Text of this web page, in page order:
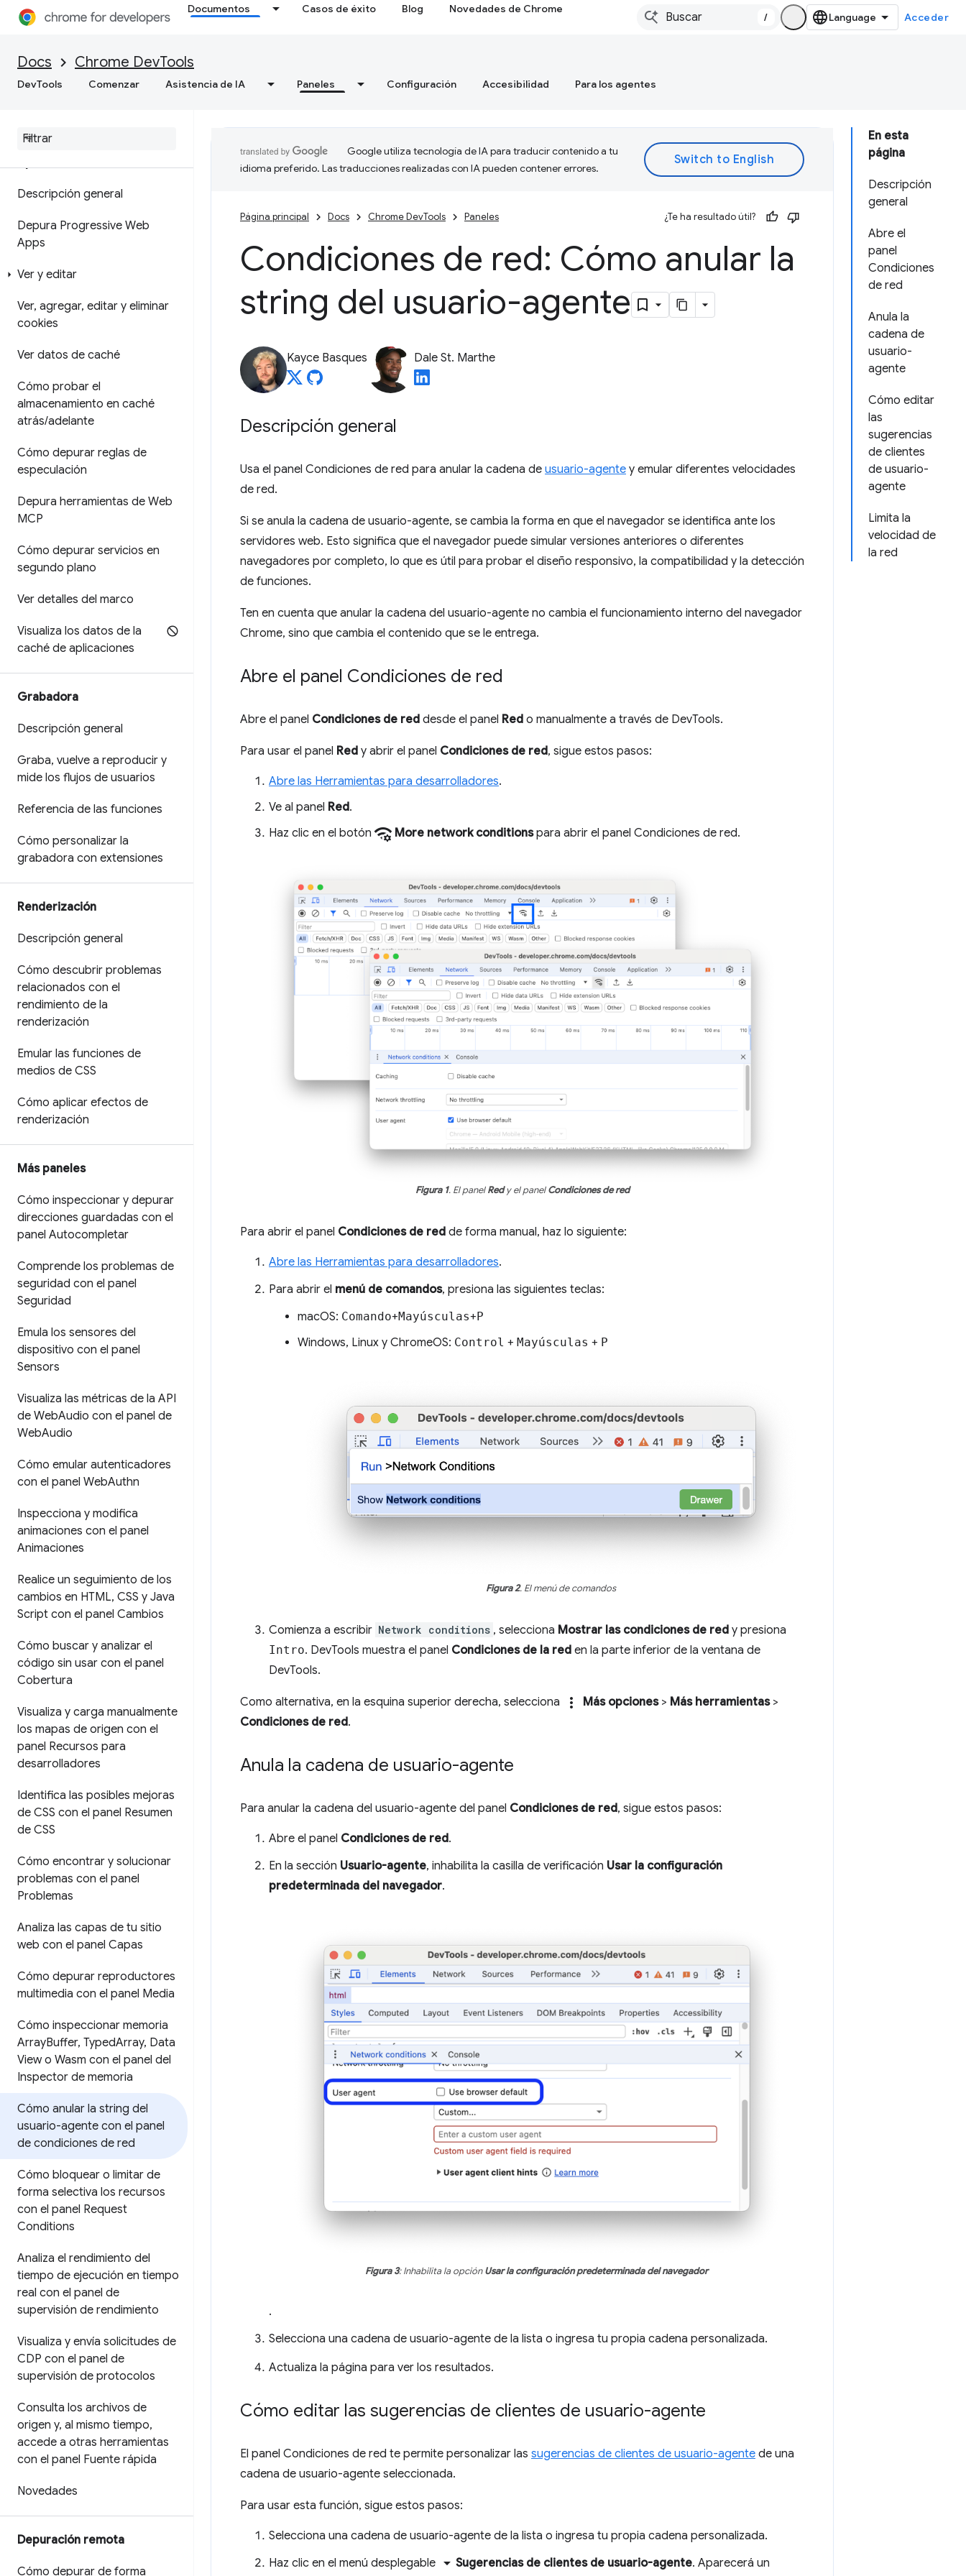
Documentos Casos de éxito Blog Novedades de Chrome
/ Acceder
Docs Chrome DevTools
DevTools Comenzar Asistencia de IA Paneles Configuración Accesibilidad Para los agentes
de memoria
montón
Descripción general
Depura Progressive Web
Apps
Ver y editar
Ver, agregar, editar y eliminar
cookies
Ver datos de caché
Cómo probar el
almacenamiento en caché
atrás/adelante
Cómo depurar reglas de
especulación
Depura herramientas de Web
MCP
Cómo depurar servicios en
segundo plano
Ver detalles del marco
Visualiza los datos de la
caché de aplicaciones
Grabadora
Descripción general
Graba, vuelve a reproducir y
mide los flujos de usuarios
Referencia de las funciones
Cómo personalizar la
grabadora con extensiones
Renderización
Descripción general
Cómo descubrir problemas
relacionados con el
rendimiento de la
renderización
Emular las funciones de
medios de CSS
Cómo aplicar efectos de
renderización
Más paneles
Cómo inspeccionar y depurar
direcciones guardadas con el
panel Autocompletar
Comprende los problemas de
seguridad con el panel
Seguridad
Emula los sensores del
dispositivo con el panel
Sensors
Visualiza las métricas de la API
de WebAudio con el panel de
WebAudio
Cómo emular autenticadores
con el panel WebAuthn
Inspecciona y modifica
animaciones con el panel
Animaciones
Realice un seguimiento de los
cambios en HTML, CSS y Java
Script con el panel Cambios
Cómo buscar y analizar el
código sin usar con el panel
Cobertura
Visualiza y carga manualmente
los mapas de origen con el
panel Recursos para
desarrolladores
Identifica las posibles mejoras
de CSS con el panel Resumen
de CSS
Cómo encontrar y solucionar
problemas con el panel
Problemas
Analiza las capas de tu sitio
web con el panel Capas
Cómo depurar reproductores
multimedia con el panel Media
Cómo inspeccionar memoria
ArrayBuffer, TypedArray, Data
View o Wasm con el panel del
Inspector de memoria
Cómo anular la string del
usuario-agente con el panel
de condiciones de red
Cómo bloquear o limitar de
forma selectiva los recursos
con el panel Request
Conditions
Analiza el rendimiento del
tiempo de ejecución en tiempo
real con el panel de
supervisión de rendimiento
Visualiza y envía solicitudes de
CDP con el panel de
supervisión de protocolos
Consulta los archivos de
origen y, al mismo tiempo,
accede a otras herramientas
con el panel Fuente rápida
Novedades
Depuración remota
Cómo depurar de forma
En esta
página
Descripción
general
Abre el
panel
Condiciones
de red
Anula la
cadena de
usuario-
agente
Cómo editar
las
sugerencias
de clientes
de usuario-
agente
Limita la
velocidad de
la red
Google utiliza tecnología de IA para traducir contenido a tu
idioma preferido. Las traducciones realizadas con IA pueden contener errores.
Página principal Docs Chrome DevTools Paneles ¿Te ha resultado útil?
Condiciones de red: Cómo anular la
string del usuario-agente
Kayce Basques Dale St. Marthe
Descripción general
Usa el panel Condiciones de red para anular la cadena de usuario-agente y emular diferentes velocidades
de red.
Si se anula la cadena de usuario-agente, se cambia la forma en que el navegador se identifica ante los
servidores web. Esto significa que el navegador puede simular versiones anteriores o diferentes
navegadores por completo, lo que es útil para probar el diseño responsivo, la compatibilidad y la detección
de funciones.
Ten en cuenta que anular la cadena del usuario-agente no cambia el funcionamiento interno del navegador
Chrome, sino que cambia el contenido que se le entrega.
Abre el panel Condiciones de red
Abre el panel Condiciones de red desde el panel Red o manualmente a través de DevTools.
Para usar el panel Red y abrir el panel Condiciones de red, sigue estos pasos:
Abre las Herramientas para desarrolladores.
Ve al panel Red.
Haz clic en el botónnetwork_manage More network conditionspara abrir el panel Condiciones de red.
Figura 1. El panelRedy el panelCondiciones de red
Para abrir el panel Condiciones de red de forma manual, haz lo siguiente:
Abre las Herramientas para desarrolladores.
Para abrir el menú de comandos, presiona las siguientes teclas:
macOS: Comando+Mayúsculas+P
Windows, Linux y ChromeOS: Control + Mayúsculas + P
Figura 2. El menú de comandos
Comienza a escribir Network conditions , selecciona Mostrar las condiciones de red y presiona
Intro. DevTools muestra el panel Condiciones de la red en la parte inferior de la ventana de
DevTools.
Como alternativa, en la esquina superior derecha, selecciona more_vert Más opciones> Más herramientas>
Condiciones de red.
Anula la cadena de usuario-agente
Para anular la cadena del usuario-agente del panel Condiciones de red, sigue estos pasos:
Abre el panel Condiciones de red.
En la sección Usuario-agente, inhabilita la casilla de verificación Usar la configuración
predeterminada del navegador.
Figura 3: Inhabilita la opciónUsar la configuración predeterminada del navegador
.
Selecciona una cadena de usuario-agente de la lista o ingresa tu propia cadena personalizada.
Actualiza la página para ver los resultados.
Cómo editar las sugerencias de clientes de usuario-agente
El panel Condiciones de red te permite personalizar las sugerencias de clientes de usuario-agente de una
cadena de usuario-agente seleccionada.
Para usar esta función, sigue estos pasos:
Selecciona una cadena de usuario-agente de la lista o ingresa tu propia cadena personalizada.
Haz clic en el menú desplegable arrow_drop_down Sugerencias de clientes de usuario-agente. Aparecerá un